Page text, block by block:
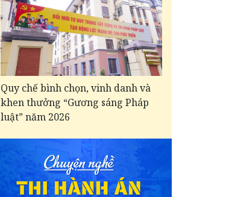
Quy chế bình chọn, vinh danh và
khen thưởng “Gương sáng Pháp
luật” năm 2026